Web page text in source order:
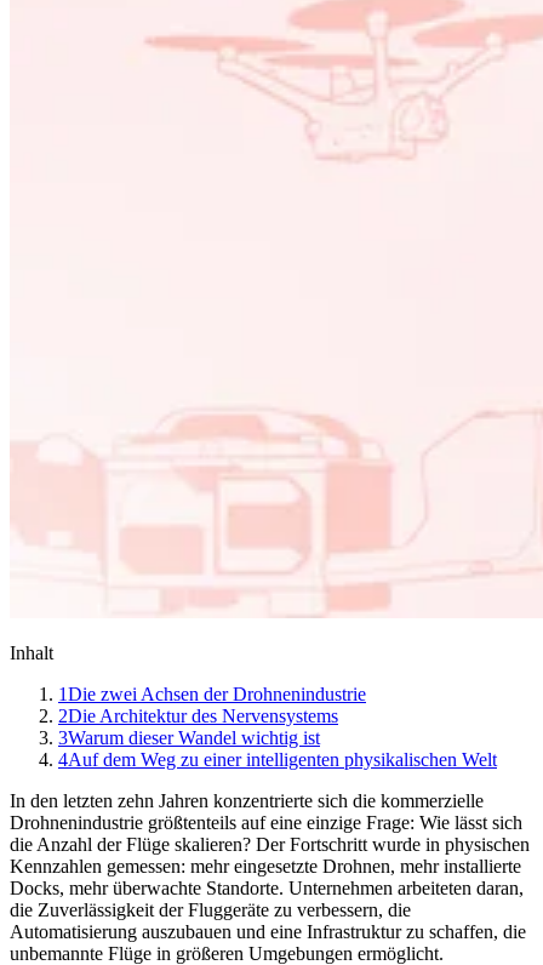
Inhalt
1Die zwei Achsen der Drohnenindustrie
2Die Architektur des Nervensystems
3Warum dieser Wandel wichtig ist
4Auf dem Weg zu einer intelligenten physikalischen Welt
In den letzten zehn Jahren konzentrierte sich die kommerzielle
Drohnenindustrie größtenteils auf eine einzige Frage: Wie lässt sich
die Anzahl der Flüge skalieren? Der Fortschritt wurde in physischen
Kennzahlen gemessen: mehr eingesetzte Drohnen, mehr installierte
Docks, mehr überwachte Standorte. Unternehmen arbeiteten daran,
die Zuverlässigkeit der Fluggeräte zu verbessern, die
Automatisierung auszubauen und eine Infrastruktur zu schaffen, die
unbemannte Flüge in größeren Umgebungen ermöglicht.